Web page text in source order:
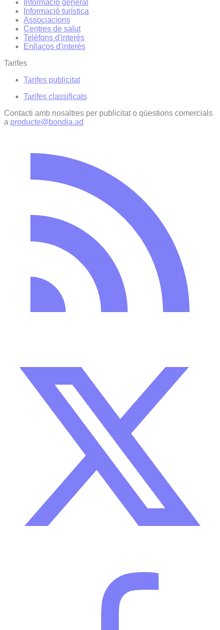
Informació general
Informació turística
Associacions
Centres de salut
Telèfons d'interès
Enllaços d'interés
Tarifes
Tarifes publicitat
Tarifes classificats
Contacti amb nosaltres per publicitat o qüestions comercials
a producte@bondia.ad